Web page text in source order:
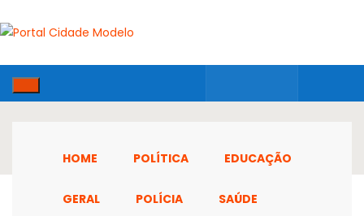
HOME POLÍTICA EDUCAÇÃO
GERAL POLÍCIA SAÚDE